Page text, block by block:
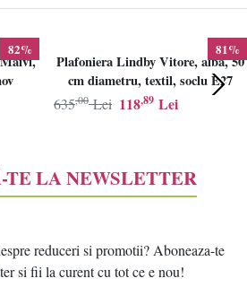
82% 81%
Plafoniera Lindby Vitore, alba, 50
cm diametru, textil, soclu E27
118,89 Lei
635,00 Lei
LA NEWSLETTER
reduceri si promotii? Aboneaza-te
si fii la curent cu tot ce e nou!